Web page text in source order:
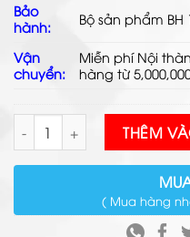
Bảo
hành:
Bộ sản phẩm BH
Vận
chuyển:
Miễn phí Nội
hàng từ
Bàn Ghế Mây Nhựa Ngoài
THÊM
( Mua hàng